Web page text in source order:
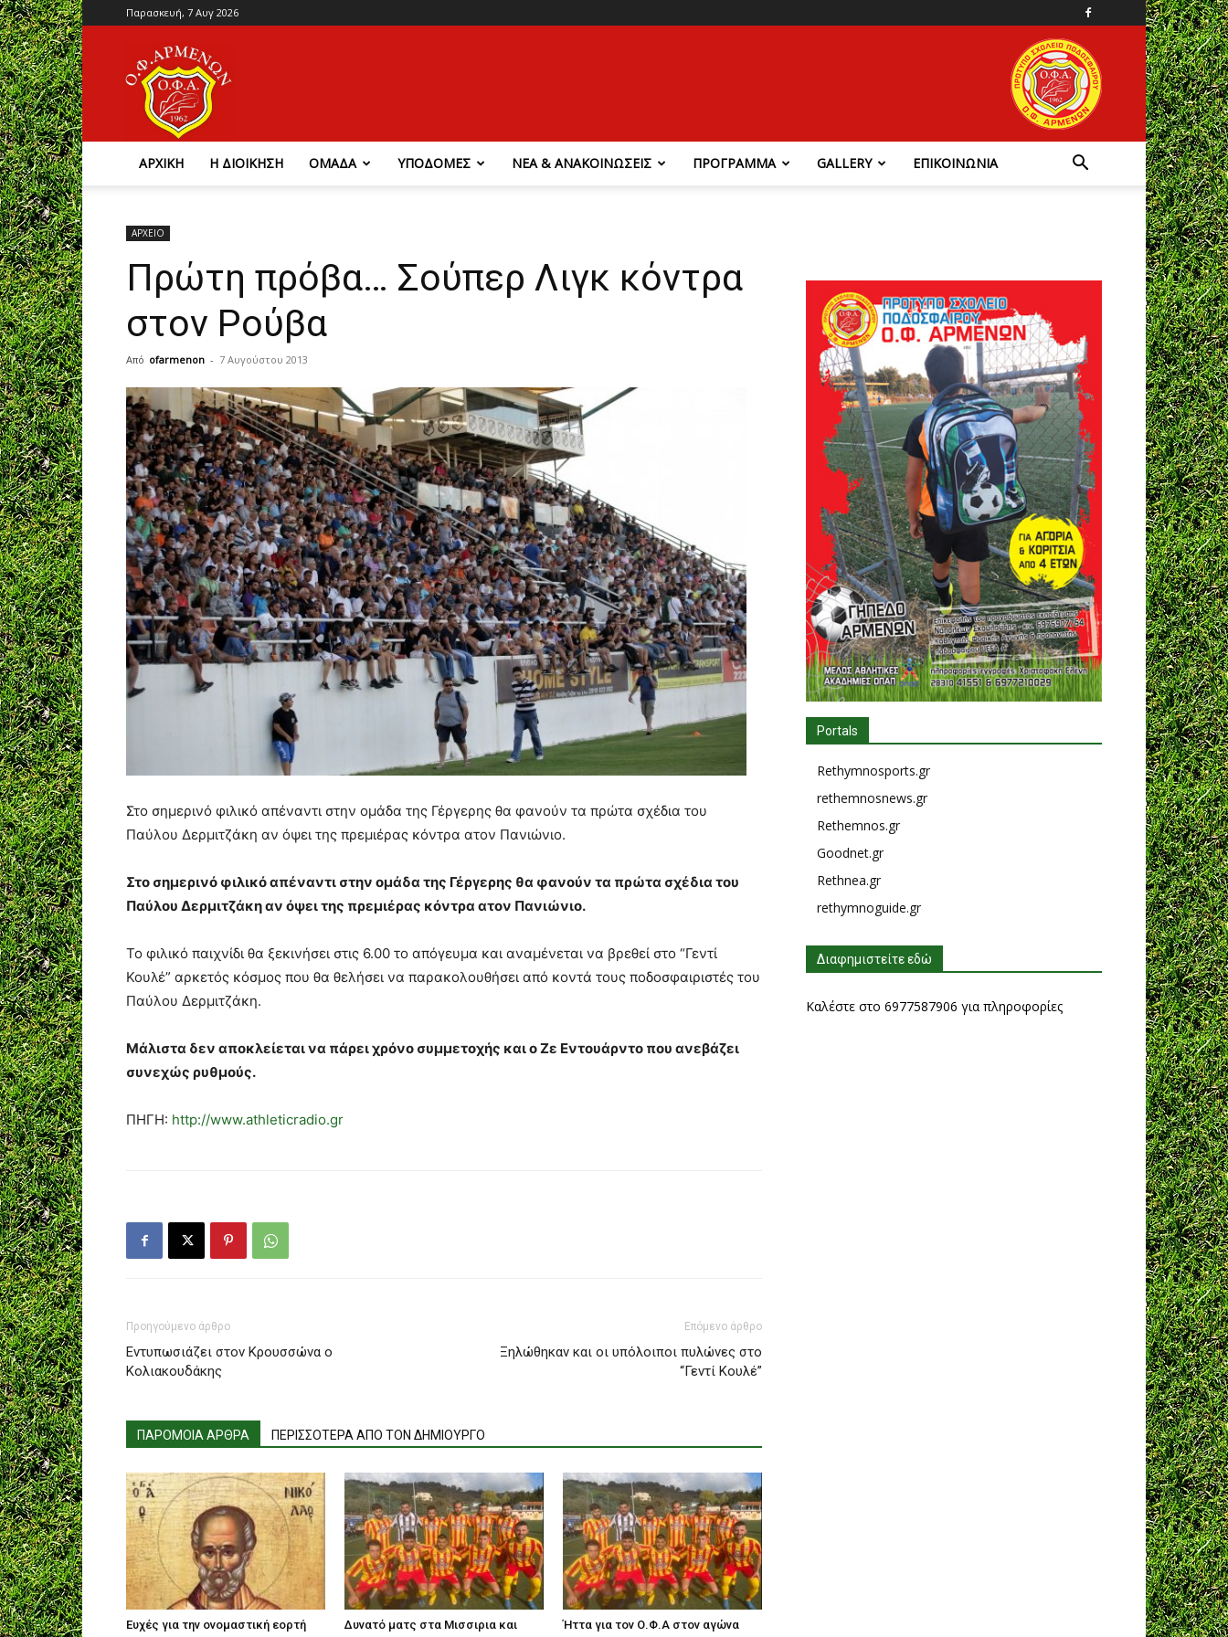
Παρασκευή, 7 Αυγ 2026
ΑΡΧΙΚΗ Η ΔΙΟΙΚΗΣΗ ΟΜΑΔΑ ΥΠΟΔΟΜΕΣ ΝΕΑ & ΑΝΑΚΟΙΝΩΣΕΙΣ ΠΡΟΓΡΑΜΜΑ GALLERY ΕΠΙΚΟΙΝΩΝΙΑ
ΑΡΧΕΙΟ
Πρώτη πρόβα… Σούπερ Λιγκ κόντρα
στον Ρούβα
Από ofarmenon - 7 Αυγούστου 2013
Στο σημερινό φιλικό απέναντι στην ομάδα της Γέργερης θα φανούν τα πρώτα σχέδια του
Παύλου Δερμιτζάκη αν όψει της πρεμιέρας κόντρα ατον Πανιώνιο.
Στο σημερινό φιλικό απέναντι στην ομάδα της Γέργερης θα φανούν τα πρώτα σχέδια του
Παύλου Δερμιτζάκη αν όψει της πρεμιέρας κόντρα ατον Πανιώνιο.
Το φιλικό παιχνίδι θα ξεκινήσει στις 6.00 το απόγευμα και αναμένεται να βρεθεί στο “Γεντί
Κουλέ” αρκετός κόσμος που θα θελήσει να παρακολουθήσει από κοντά τους ποδοσφαιριστές του
Παύλου Δερμιτζάκη.
Μάλιστα δεν αποκλείεται να πάρει χρόνο συμμετοχής και ο Ζε Εντουάρντο που ανεβάζει
συνεχώς ρυθμούς.
ΠΗΓΗ: http://www.athleticradio.gr
Προηγούμενο άρθρο
Εντυπωσιάζει στον Κρουσσώνα ο
Κολιακουδάκης
Επόμενο άρθρο
Ξηλώθηκαν και οι υπόλοιποι πυλώνες στο
“Γεντί Κουλέ”
ΠΑΡΟΜΟΙΑ ΑΡΘΡΑ ΠΕΡΙΣΣΟΤΕΡΑ ΑΠΟ ΤΟΝ ΔΗΜΙΟΥΡΓΟ
Ευχές για την ονομαστική εορτή
Δυνατό ματς στα Μισσιρια και
Ήττα για τον Ο.Φ.Α στον αγώνα
Portals
Rethymnosports.gr
rethemnosnews.gr
Rethemnos.gr
Goodnet.gr
Rethnea.gr
rethymnoguide.gr
Διαφημιστείτε εδώ
Καλέστε στο 6977587906 για πληροφορίες